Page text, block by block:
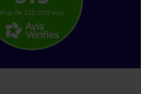
Plus de 210 000 avis